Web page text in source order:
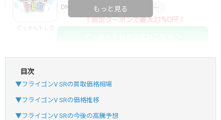
DNGBIF4X コードコピー
↑限定クーポンで最大21%OFF！
おりパンダ
・新規登録で6種類アド確解禁
SVGC7P
もっと見る
目次
▼フライゴンV SRの買取価格相場
▼フライゴンV SRの価格推移
▼フライゴンV SRの今後の高騰予想